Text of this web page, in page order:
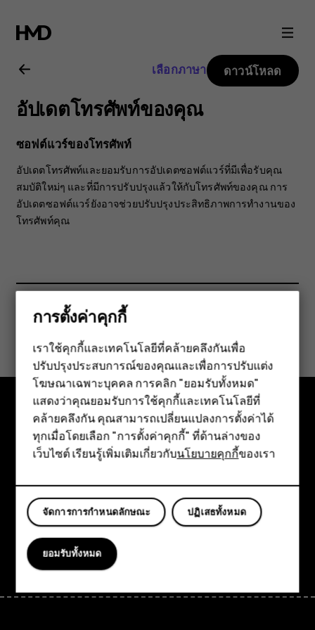
คู่มือ
ผู้
ใช้
Nokia
3.2
สมาร์ทโฟน
ฟีเจอร์โฟน
อุปกรณ์เสริม
แท็บเล็ต
เลือกภาษา ดาวน์โหลด
อัปเดตโทรศัพท์ของคุณ
ซอฟต์แวร์ของโทรศัพท์
อัปเดตโทรศัพท์และยอมรับการอัปเดตซอฟต์แวร์ที่มีเพื่อรับคุณ
สมบัติใหม่ๆ และที่มีการปรับปรุงแล้วให้กับโทรศัพท์ของคุณ การ
อัปเดตซอฟต์แวร์ยังอาจช่วยปรับปรุงประสิทธิภาพการทำงานของ
โทรศัพท์คุณ
ข้อมูลนี้มีประโยชน์กับคุณหรือไม่
ใช่ ไม่
สำรวจ
เกี่ยวกับ
Planet and people
การสนับสนุน
FacebookInstagram
Tiktok
การตั้งค่าคุกกี้
เราใช้คุกกี้และเทคโนโลยีที่คล้ายคลึงกันเพื่อ
ปรับปรุงประสบการณ์ของคุณและเพื่อการปรับแต่ง
โฆษณาเฉพาะบุคคล การคลิก "ยอมรับทั้งหมด"
แสดงว่าคุณยอมรับการใช้คุกกี้และเทคโนโลยีที่
คล้ายคลึงกัน คุณสามารถเปลี่ยนแปลงการตั้งค่าได้
ทุกเมื่อโดยเลือก "การตั้งค่าคุกกี้" ที่ด้านล่างของ
เว็บไซต์ เรียนรู้เพิ่มเติมเกี่ยวกับนโยบายคุกกี้ของเรา
ปฏิเสธทั้งหมด
จัดการการกำหนดลักษณะ
ยอมรับทั้งหมด